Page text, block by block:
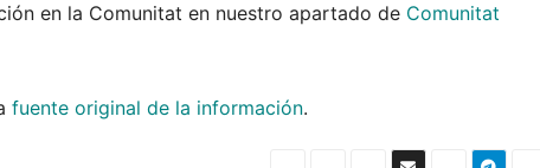
en la Comunitat en nuestro apartado de Comunitat
fuente original de la información.